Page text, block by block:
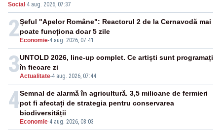
SAFE, interceptată de DNA
Social ·4 aug. 2026, 07:37
2 Economie-4 aug. 2026, 07:41
Șeful "Apelor Române": Reactorul 2 de la Cernavodă mai
poate funcționa doar 5 zile
3Actualitate-4 aug. 2026, 07:44
UNTOLD 2026, line-up complet. Ce artiști sunt programați
în fiecare zi
4
Economie-4 aug. 2026, 08:03
Semnal de alarmă în agricultură. 3,5 milioane de fermieri
pot fi afectați de strategia pentru conservarea
biodiversității